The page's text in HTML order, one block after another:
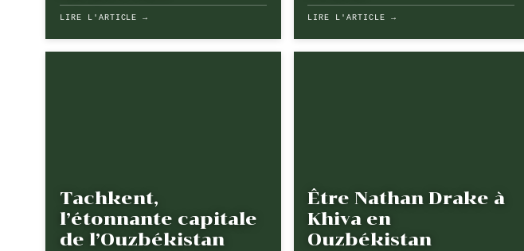
LIRE L'ARTICLE → LIRE L'ARTICLE →
Tachkent,
l’étonnante capitale
de l’Ouzbékistan
Être Nathan Drake à
Khiva en
Ouzbékistan